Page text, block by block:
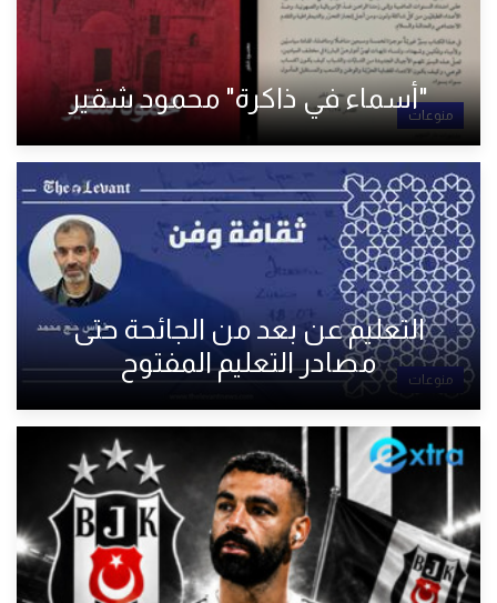
منوعات
"أسماء في ذاكرة" محمود شقير
منوعات
التعليم عن بعد من الجائحة حتى
مصادر التعليم المفتوح